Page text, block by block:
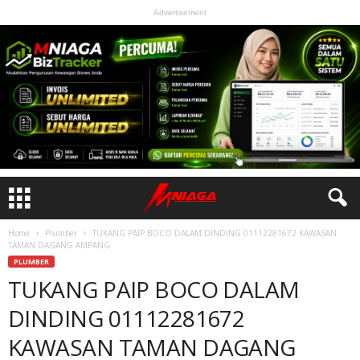
Advertisement
Home Plumber
TUKANG PAIP BOCO DALAM DINDING 01112281672 KAWASAN
TAMAN DAGANG AMPANG
PLUMBER
TUKANG PAIP BOCO DALAM
DINDING 01112281672
KAWASAN TAMAN DAGANG